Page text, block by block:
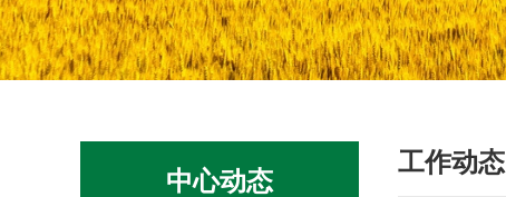
中心动态
工作动态